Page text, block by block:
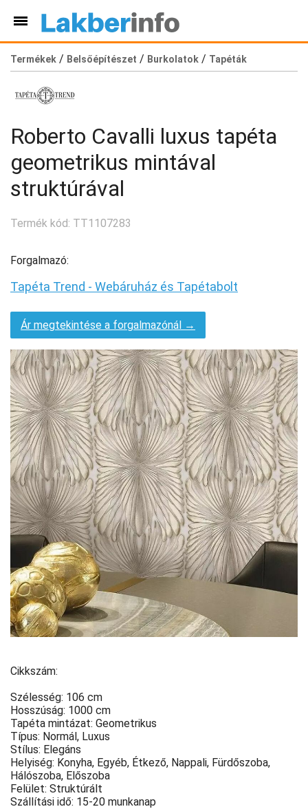
Termékek / Belsőépítészet / Burkolatok / Tapéták
Roberto Cavalli luxus tapéta
geometrikus mintával
struktúrával
Termék kód: TT1107283
Forgalmazó:
Tapéta Trend - Webáruház és Tapétabolt
Ár megtekintése a forgalmazónál →
Cikkszám:
Szélesség: 106 cm
Hosszúság: 1000 cm
Tapéta mintázat: Geometrikus
Típus: Normál, Luxus
Stílus: Elegáns
Helyiség: Konyha, Egyéb, Étkező, Nappali, Fürdőszoba,
Hálószoba, Előszoba
Felület: Struktúrált
Szállítási idő: 15-20 munkanap